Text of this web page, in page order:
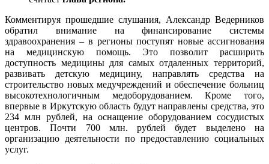
Комментируя прошедшие слушания, Александр Ведерников
обратил внимание на финансирование системы
здравоохранения – в регионы поступят новые ассигнования
на медицинскую помощь. Это позволит расширить
доступность медицины для самых отдаленных территорий,
развивать детскую медицину, направлять средства на
строительство новых медучреждений и обеспечение больниц
высокотехнологичным медоборудованием. Кроме того,
впервые в Иркутскую область будут направлены средства, это
234 млн рублей, на оснащение оборудованием сосудистых
центров. Почти 700 млн. рублей будет выделено на
организацию деятельности по предоставлению социальных
услуг.